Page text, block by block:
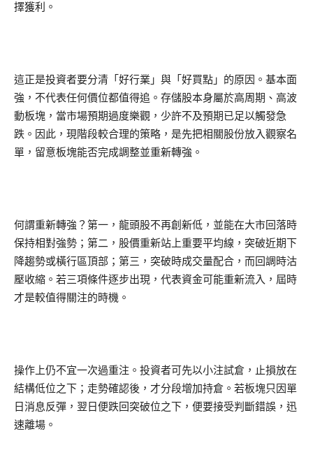
擇獲利。
這正是投資者要分清「好行業」與「好買點」的原因。基本面
強，不代表任何價位都值得追。存儲股本身屬於高周期、高波
動板塊，當市場預期過度樂觀，少許不及預期已足以觸發急
跌。因此，現階段較合理的策略，是先把相關股份放入觀察名
單，留意板塊能否完成調整並重新轉強。
何謂重新轉強？第一，龍頭股不再創新低，並能在大市回落時
保持相對強勢；第二，股價重新站上重要平均線，突破近期下
降趨勢或橫行區頂部；第三，突破時成交量配合，而回調時沽
壓收縮。若三項條件逐步出現，代表資金可能重新流入，屆時
才是較值得關注的時機。
操作上仍不宜一次過重注。投資者可先以小注試倉，止損放在
結構低位之下；走勢確認後，才分段增加持倉。若板塊只因單
日消息反彈，翌日便跌回突破位之下，便要接受判斷錯誤，迅
速離場。